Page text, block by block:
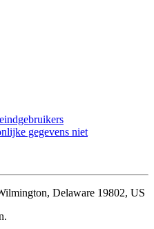
gegevens niet
Delaware 19802, US